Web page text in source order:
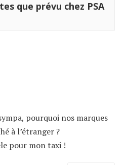
que prévu chez PSA
pourquoi nos marques
à l’étranger ?
pour mon taxi !